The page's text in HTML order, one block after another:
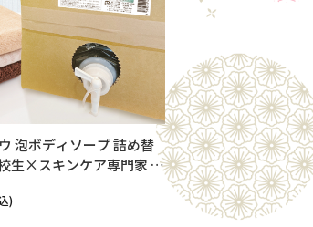
泡ボディソープ 詰め替
生×スキンケア専門家 共
)